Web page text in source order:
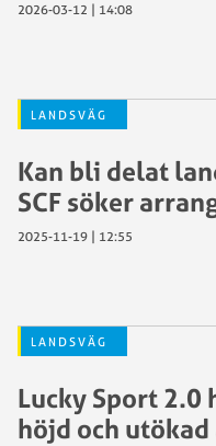
2026-03-12 | 14:08
LANDSVÄG
Kan bli delat
SCF söker
2025-11-19 | 12:55
LANDSVÄG
Lucky Sport 2.0
höjd och